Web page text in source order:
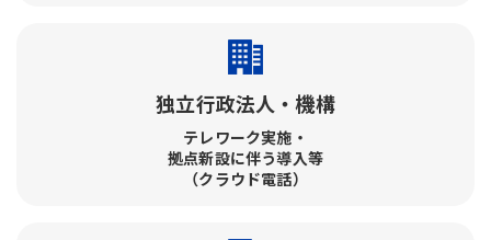
独立行政法人・機構
テレワーク実施・​
拠点新設に伴う導入等
（クラウド電話）